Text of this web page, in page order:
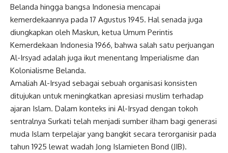
Belanda hingga bangsa Indonesia mencapai
kemerdekaannya pada 17 Agustus 1945. Hal senada juga
diungkapkan oleh Maskun, ketua Umum Perintis
Kemerdekaan Indonesia 1966, bahwa salah satu perjuangan
Al-Irsyad adalah juga ikut menentang Imperialisme dan
Kolonialisme Belanda.
Amaliah Al-Irsyad sebagai sebuah organisasi konsisten
ditujukan untuk meningkatkan apresiasi muslim terhadap
ajaran Islam. Dalam konteks ini Al-Irsyad dengan tokoh
sentralnya Surkati telah menjadi sumber ilham bagi generasi
muda Islam terpelajar yang bangkit secara terorganisir pada
tahun 1925 lewat wadah Jong Islamieten Bond (JIB).